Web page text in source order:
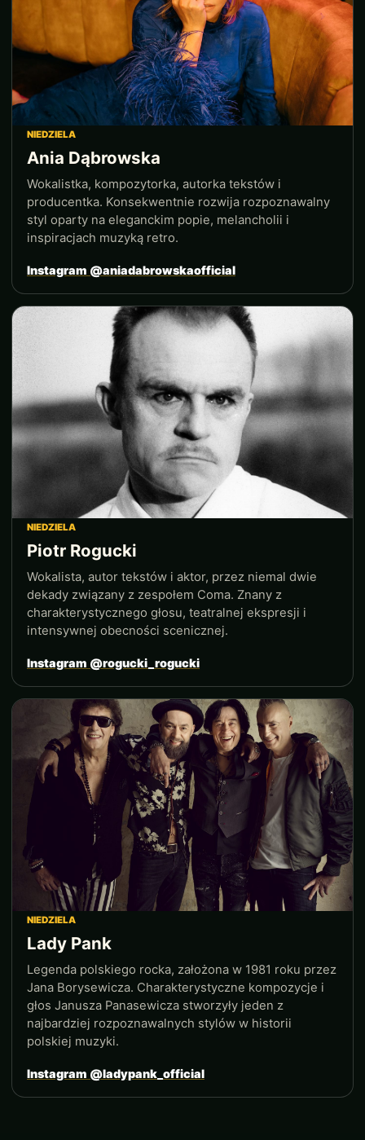
NIEDZIELA
Ania Dąbrowska
Wokalistka, kompozytorka, autorka tekstów i
producentka. Konsekwentnie rozwija rozpoznawalny
styl oparty na eleganckim popie, melancholii i
inspiracjach muzyką retro.
Instagram @aniadabrowskaofficial
NIEDZIELA
Piotr Rogucki
Wokalista, autor tekstów i aktor, przez niemal dwie
dekady związany z zespołem Coma. Znany z
charakterystycznego głosu, teatralnej ekspresji i
intensywnej obecności scenicznej.
Instagram @rogucki_rogucki
NIEDZIELA
Lady Pank
Legenda polskiego rocka, założona w 1981 roku przez
Jana Borysewicza. Charakterystyczne kompozycje i
głos Janusza Panasewicza stworzyły jeden z
najbardziej rozpoznawalnych stylów w historii
polskiej muzyki.
Instagram @ladypank_official